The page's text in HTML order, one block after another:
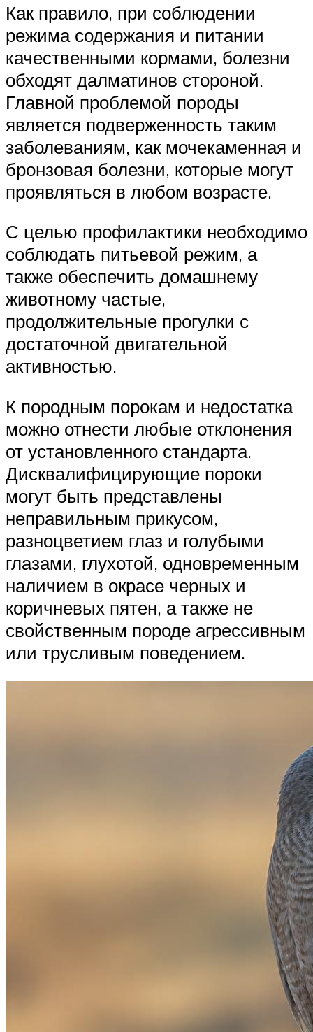
Как правило, при соблюдении
режима содержания и питании
качественными кормами, болезни
обходят далматинов стороной.
Главной проблемой породы
является подверженность таким
заболеваниям, как мочекаменная и
бронзовая болезни, которые могут
проявляться в любом возрасте.
С целью профилактики необходимо
соблюдать питьевой режим, а
также обеспечить домашнему
животному частые,
продолжительные прогулки с
достаточной двигательной
активностью.
К породным порокам и недостатка
можно отнести любые отклонения
от установленного стандарта.
Дисквалифицирующие пороки
могут быть представлены
неправильным прикусом,
разноцветием глаз и голубыми
глазами, глухотой, одновременным
наличием в окрасе черных и
коричневых пятен, а также не
свойственным породе агрессивным
или трусливым поведением.